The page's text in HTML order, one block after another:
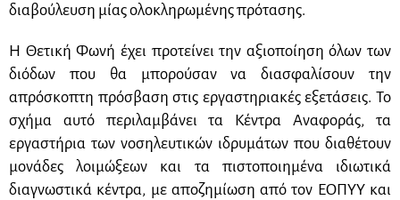
διαβούλευση μίας ολοκληρωμένης πρότασης.
Η Θετική Φωνή έχει προτείνει την αξιοποίηση όλων των
διόδων που θα μπορούσαν να διασφαλίσουν την
απρόσκοπτη πρόσβαση στις εργαστηριακές εξετάσεις. Το
σχήμα αυτό περιλαμβάνει τα Κέντρα Αναφοράς, τα
εργαστήρια των νοσηλευτικών ιδρυμάτων που διαθέτουν
μονάδες λοιμώξεων και τα πιστοποιημένα ιδιωτικά
διαγνωστικά κέντρα, με αποζημίωση από τον ΕΟΠΥΥ και